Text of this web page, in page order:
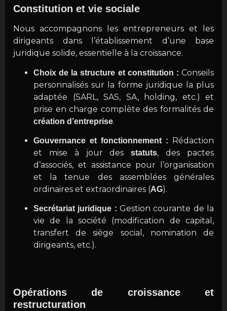
Constitution et vie sociale
Nous accompagnons les entrepreneurs et les
dirigeants dans l’établissement d’une base
juridique solide, essentielle à la croissance.
Choix de la structure et constitution : Conseils
personnalisés sur la forme juridique la plus
adaptée (SARL, SAS, SA, holding, etc.) et
prise en charge complète des formalités de
création d’entreprise.
Gouvernance et fonctionnement : Rédaction
et mise à jour desstatuts, des pactes
d’associés, et assistance pour l’organisation
et la tenue des assemblées générales
ordinaires et extraordinaires (AG).
Secrétariat juridique : Gestion courante de la
vie de la société (modification de capital,
transfert de siège social, nomination de
dirigeants, etc.).
Opérations de croissance et
restructuration